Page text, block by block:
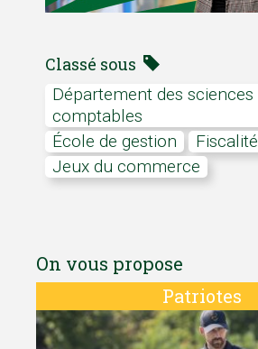
Classé sous
Département des sciences
comptables
École de gestion
Fiscalité
Jeux du commerce
On vous propose
Patriotes